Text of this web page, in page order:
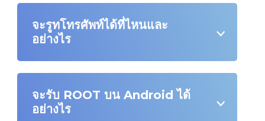
จะรูทโทรศัพท์ได้ที่ไหนและ
อย่างไร
จะรับ ROOT บน Android ได้
อย่างไร